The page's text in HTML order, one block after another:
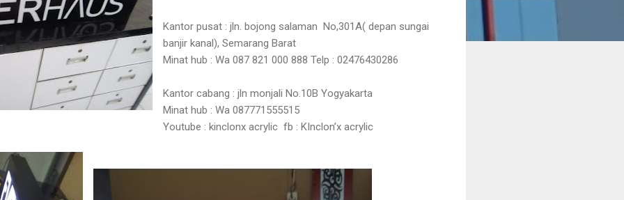
Kantor pusat : jln. bojong salaman No,301A( depan sungai
banjir kanal), Semarang Barat
Minat hub : Wa 087 821 000 888 Telp : 02476430286
Kantor cabang : jln monjali No.10B Yogyakarta
Minat hub : Wa 087771555515
Youtube : kinclonx acrylic fb : KInclon’x acrylic